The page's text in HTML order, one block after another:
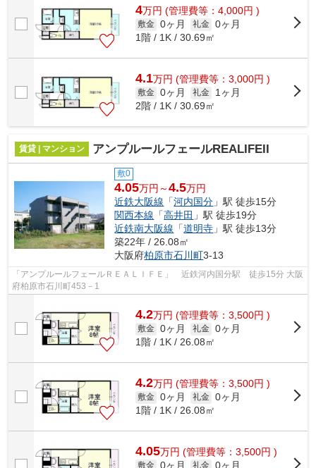
4万円 (管理費等：4,000円 )
敷金 0ヶ月 礼金 0ヶ月
1階 / 1K / 30.69㎡
4.1万円 (管理費等：3,000円 )
敷金 0ヶ月 礼金
1ヶ月
2階 / 1K / 30.69㎡
賃貸 | マンション アンプルールフェールREALIFEII
敷0
4.05万円～4.5万円
近鉄大阪線 「河内国分 」駅 徒歩15分
関西本線 「高井田 」駅 徒歩19分
近鉄南大阪線 「道明寺 」駅 徒歩13分
築22年 / 26.08㎡
大阪府柏原市石川町3-13
「アンプルールフェールＲＥＡＬＩＦＥ」 近鉄河内国分駅 徒歩15分 大阪
府柏原市石川町453－1
4.2万円 (管理費等：3,500円 )
敷金 0ヶ月 礼金 0ヶ月
1階 / 1K / 26.08㎡
4.2万円 (管理費等：3,500円 )
敷金 0ヶ月 礼金 0ヶ月
1階 / 1K / 26.08㎡
4.05万円 (管理費等：3,500円 )
敷金 0ヶ月 礼金 0ヶ月